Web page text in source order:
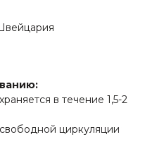
в течение 1,5-2
циркуляции